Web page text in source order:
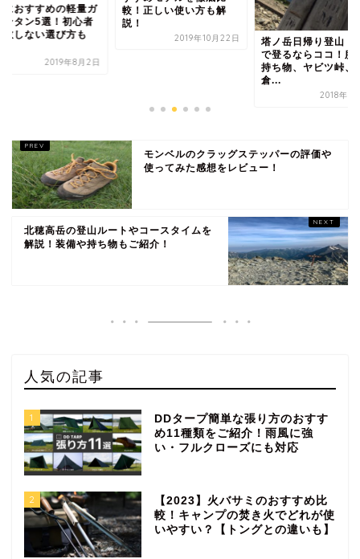
におすすめの軽量ガ
ンタン5選！初心者
敗しない選び方も
2019年8月2日
較！正しい使い方も解
説！
2019年10月22日
塔ノ岳日帰り登山
で登るならココ！服
持ち物、ヤビツ峠、
倉...
2018年9
モンベルのクラッグステッパーの評価や
使ってみた感想をレビュー！
北穂高岳の登山ルートやコースタイムを
解説！装備や持ち物もご紹介！
人気の記事
1
DDタープ簡単な張り方のおすす
め11種類をご紹介！雨風に強
い・フルクローズにも対応
2
【2023】火バサミのおすすめ比
較！キャンプの焚き火でどれが使
いやすい？【トングとの違いも】